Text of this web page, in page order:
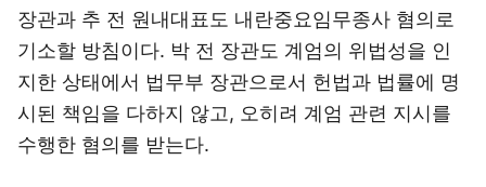
장관과 추 전 원내대표도 내란중요임무종사 혐의로
기소할 방침이다. 박 전 장관도 계엄의 위법성을 인
지한 상태에서 법무부 장관으로서 헌법과 법률에 명
시된 책임을 다하지 않고, 오히려 계엄 관련 지시를
수행한 혐의를 받는다.